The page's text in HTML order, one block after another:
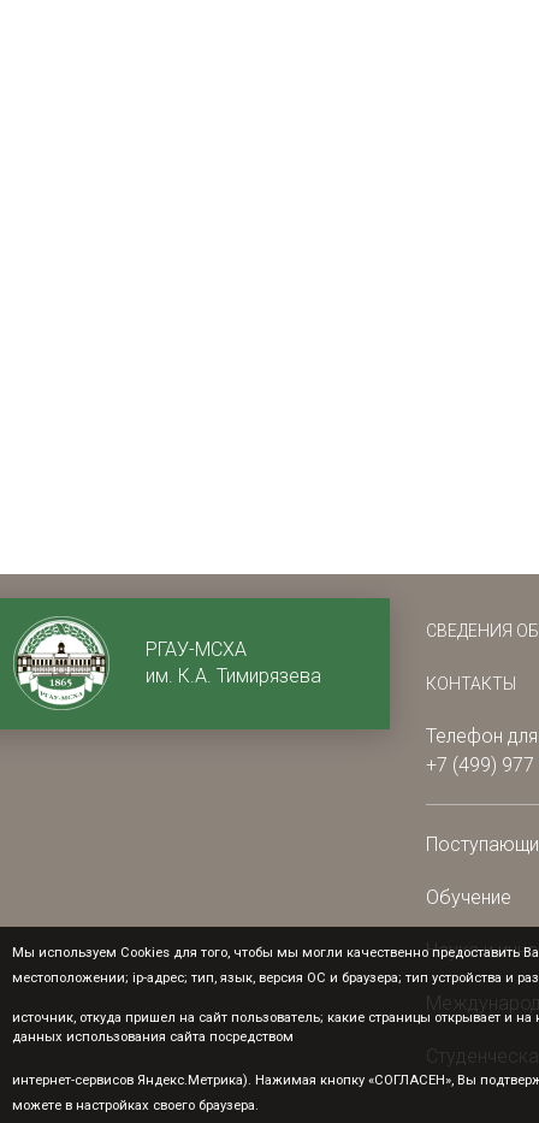
РГАУ-МСХА
им. К.А. Тимирязева
СВЕДЕНИЯ
КОНТАКТЫ
Телефон
+7 (499) 977
Обучение
Наука и
Мы используем Cookies для того, чтобы мы могли качественно предоставить
местоположении; ip-адрес; тип, язык, версия ОС и браузера; тип устройства и
источник, откуда пришел на сайт пользователь; какие страницы открывает и
данных использования сайта посредством
интернет-сервисов Яндекс.Метрика). Нажимая кнопку «СОГЛАСЕН», Вы
можете в настройках своего браузера.